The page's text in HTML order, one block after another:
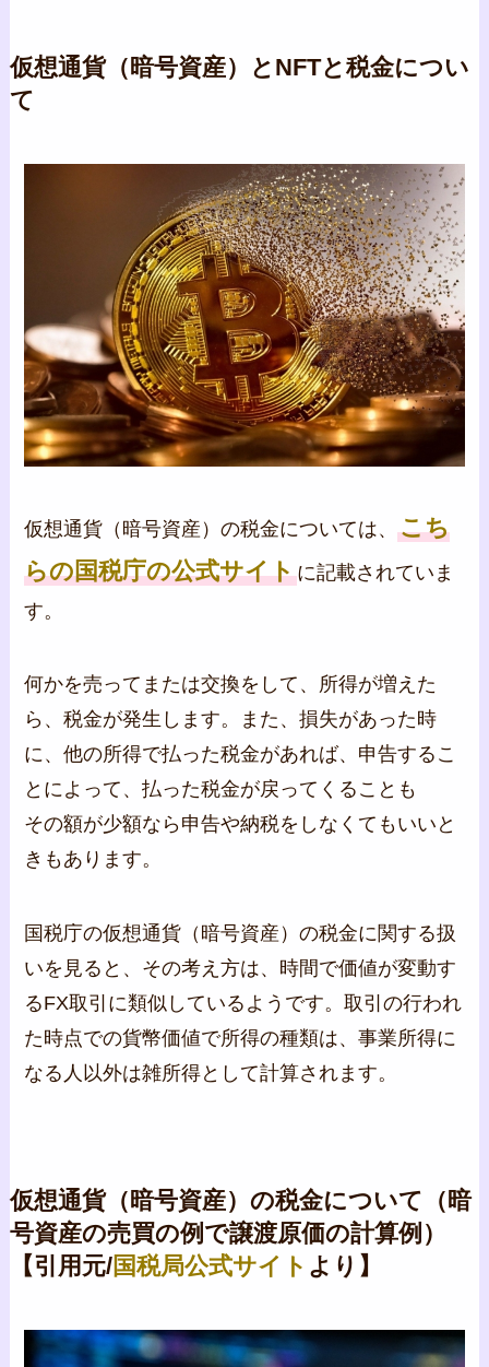
仮想通貨（暗号資産）とNFTと税金につい
て
仮想通貨（暗号資産）の税金については、こち
らの国税庁の公式サイトに記載されていま
す。
何かを売ってまたは交換をして、所得が増えた
ら、税金が発生します。また、損失があった時
に、他の所得で払った税金があれば、申告するこ
とによって、払った税金が戻ってくることも
その額が少額なら申告や納税をしなくてもいいと
きもあります。
国税庁の仮想通貨（暗号資産）の税金に関する扱
いを見ると、その考え方は、時間で価値が変動す
るFX取引に類似しているようです。取引の行われ
た時点での貨幣価値で所得の種類は、事業所得に
なる人以外は雑所得として計算されます。
仮想通貨（暗号資産）の税金について（暗
号資産の売買の例で譲渡原価の計算例）
【引用元/国税局公式サイト より】